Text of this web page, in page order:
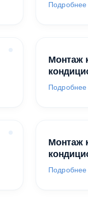
Подробнее
Монтаж
Подробнее
Монтаж
Подробнее